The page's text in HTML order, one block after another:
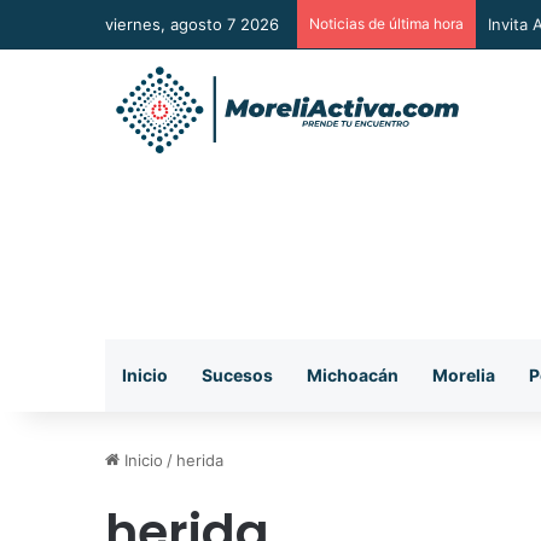
viernes, agosto 7 2026 Noticias de última hora
Inicio Sucesos Michoacán Morelia
Inicio / herida